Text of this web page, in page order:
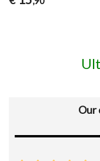
Our